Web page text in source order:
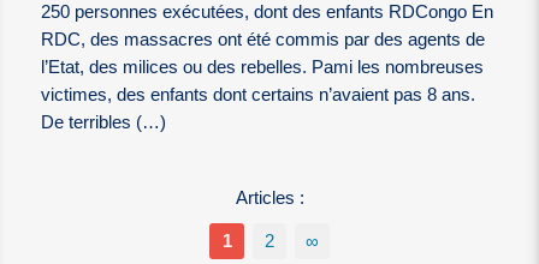
250 personnes exécutées, dont des enfants RDCongo En
RDC, des massacres ont été commis par des agents de
l’Etat, des milices ou des rebelles. Pami les nombreuses
victimes, des enfants dont certains n’avaient pas 8 ans.
De terribles (…)
Articles :
1 2 ∞